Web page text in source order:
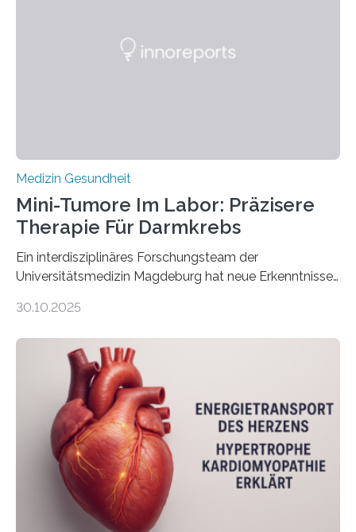
Medizin Gesundheit
Mini-Tumore Im Labor: Präzisere
Therapie Für Darmkrebs
Ein interdisziplinäres Forschungsteam der
Universitätsmedizin Magdeburg hat neue Erkenntnisse
behandelt werden kann. In ihrer aktuellen Studie,
Oncology, zeigen die Forschenden, dass Mini-Tumore
aus Gewebe von Patientinnen und Patienten –
sogenannte Organoide – genutzt werden können, um
vorab zu prüfen, welche Medikamente am besten
wirken. Dabei wurde ein Eiweiß identifiziert, das künftig
als Biomarker für die Wahl der passenden Therapie
dienen könnte. Darmkrebs zählt weltweit zu den
häufigsten Krebsarten und stellt…
30.10.2025